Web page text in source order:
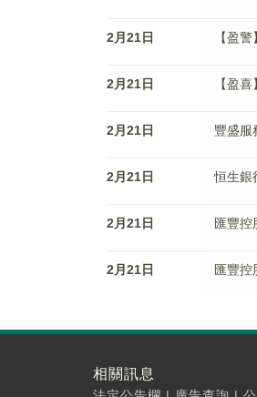
2月21日 【盈
2月21日 【盈
2月21日 豐盛服
2月21日 恒生銀
2月21日 匯豐
2月21日 匯豐
相關訊息